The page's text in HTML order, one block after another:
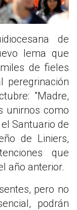
de
lema que
de fieles
peregrinación
"Madre,
unirnos como
Santuario de
de Liniers,
que
año anterior.
pero no
podrán